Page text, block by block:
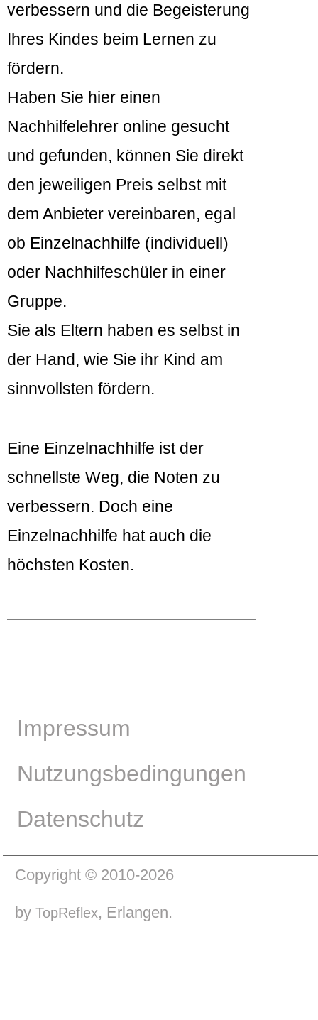
verbessern und die Begeisterung
Ihres Kindes beim Lernen zu
fördern.
Haben Sie hier einen
Nachhilfelehrer online gesucht
und gefunden, können Sie direkt
den jeweiligen Preis selbst mit
dem Anbieter vereinbaren, egal
ob Einzelnachhilfe (individuell)
oder Nachhilfeschüler in einer
Gruppe.
Sie als Eltern haben es selbst in
der Hand, wie Sie ihr Kind am
sinnvollsten fördern.
Eine Einzelnachhilfe ist der
schnellste Weg, die Noten zu
verbessern. Doch eine
Einzelnachhilfe hat auch die
höchsten Kosten.
Impressum
Nutzungsbedingungen
Datenschutz
Copyright © 2010-2026
by TopReflex, Erlangen.